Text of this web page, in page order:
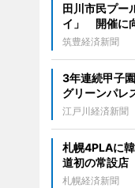
田川市民プー
イ」 開催に
筑豊経済新聞
3年連続甲子
グリーンパレ
江戸川経済新聞
札幌4PLAに
道初の常設店
札幌経済新聞